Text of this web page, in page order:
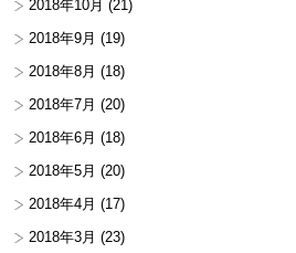
2018年10月 (21)
2018年9月 (19)
2018年8月 (18)
2018年7月 (20)
2018年6月 (18)
2018年5月 (20)
2018年4月 (17)
2018年3月 (23)